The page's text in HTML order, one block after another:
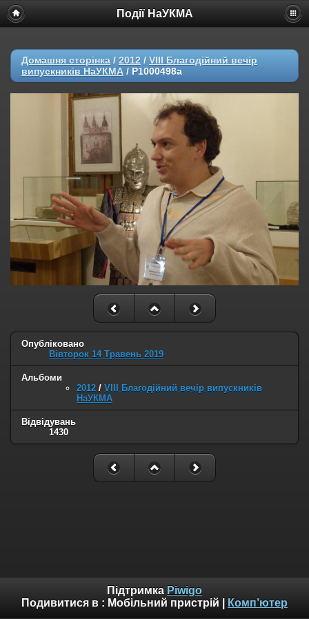
Події НаУКМА
Домашня сторінка / 2012 / VIII Благодійний вечір
випускників НаУКМА / P1000498a
Опубліковано
Вівторок 14 Травень 2019
Альбоми
2012 / VIII Благодійний вечір випускників
НаУКМА
Відвідувань
1430
Підтримка Piwigo
Подивитися в : Мобільний пристрій Комп’ютер